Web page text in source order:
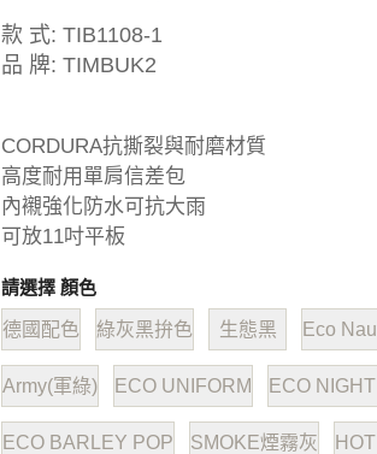
款 式: TIB1108-1
品 牌: TIMBUK2
CORDURA抗撕裂與耐磨材質
高度耐用單肩信差包
內襯強化防水可抗大雨
可放11吋平板
請選擇 顏色
德國配色 綠灰黑拚色 生態黑 Eco
Army(軍綠) ECO UNIFORM ECO
ECO BARLEY POP SMOKE煙霧灰